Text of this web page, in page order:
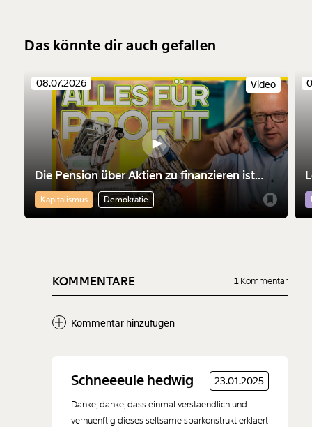
Das könnte dir auch gefallen
Video
08.07.2026
Die Pension über Aktien zu finanzieren ist
nicht nur riskant. Sie macht die Finanzmärkte
mächtiger
Kapitalismus Demokratie
KOMMENTARE 1 Kommentar
Kommentar hinzufügen
Neuen Kommentar
Schneeeule hedwig 23.01.2025
Danke, danke, dass einmal verstaendlich und
vernuenftig dieses seltsame sparkonstrukt erklaert